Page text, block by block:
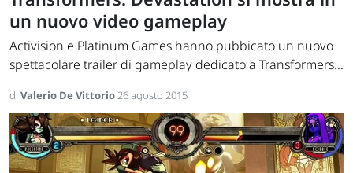
un nuovo video gameplay
Activision e Platinum Games hanno pubbicato un nuovo
spettacolare trailer di gameplay dedicato a Transformers...
di Valerio De Vittorio26 agosto 2015